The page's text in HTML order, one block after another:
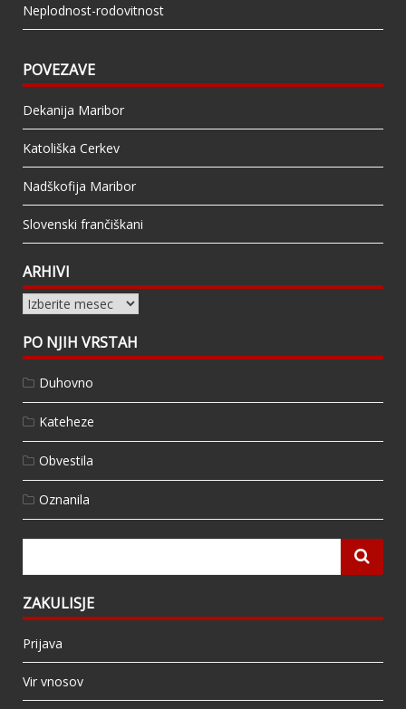
Neplodnost-rodovitnost
POVEZAVE
Dekanija Maribor
Katoliška Cerkev
Nadškofija Maribor
Slovenski frančiškani
ARHIVI
Arhivi
PO NJIH VRSTAH
Duhovno
Kateheze
Obvestila
Oznanila
ZAKULISJE
Prijava
Vir vnosov